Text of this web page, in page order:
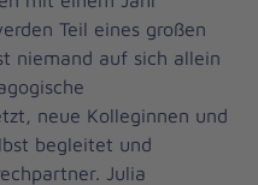
Teil eines großen
niemand auf sich allein
neue Kolleginnen und
begleitet und
Julia